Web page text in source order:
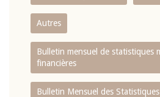
Autres
Bulletin mensuel de statistiques
financières
Bulletin Mensuel des Statistiques